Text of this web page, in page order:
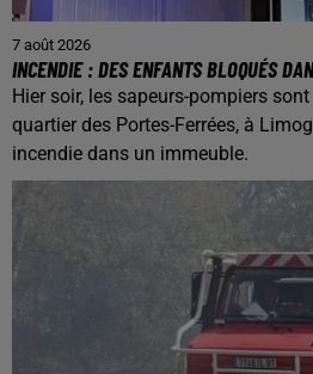
7 août 2026
INCENDIE : DES ENFANTS BLOQUÉS
Hier soir, les sapeurs-pompiers
quartier des Portes-Ferrées, à
incendie dans un immeuble.